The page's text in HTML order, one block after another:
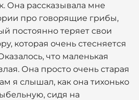
Она рассказывала мне
про говорящие грибы,
постоянно теряет свои
которая очень стесняется
что маленькая
Она просто очень старая
я слышал, как она тихонько
сидя на